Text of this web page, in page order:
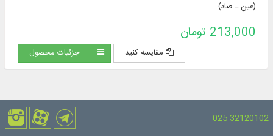
(عین ـ صاد)
213,000 تومان
مقایسه کنید جزئیات محصول
025-32120102